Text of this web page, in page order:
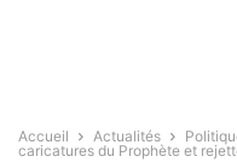
Accueil Actualités
caricatures du Prophète et